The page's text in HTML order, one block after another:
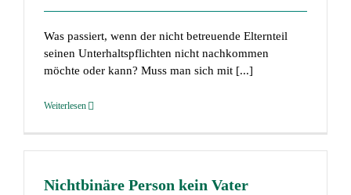
Was passiert, wenn der nicht betreuende Elternteil
seinen Unterhaltspflichten nicht nachkommen
möchte oder kann? Muss man sich mit [...]
Weiterlesen
Nichtbinäre Person kein Vater